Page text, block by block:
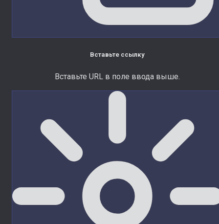
Вставьте ссылку
Вставьте URL в поле ввода выше.